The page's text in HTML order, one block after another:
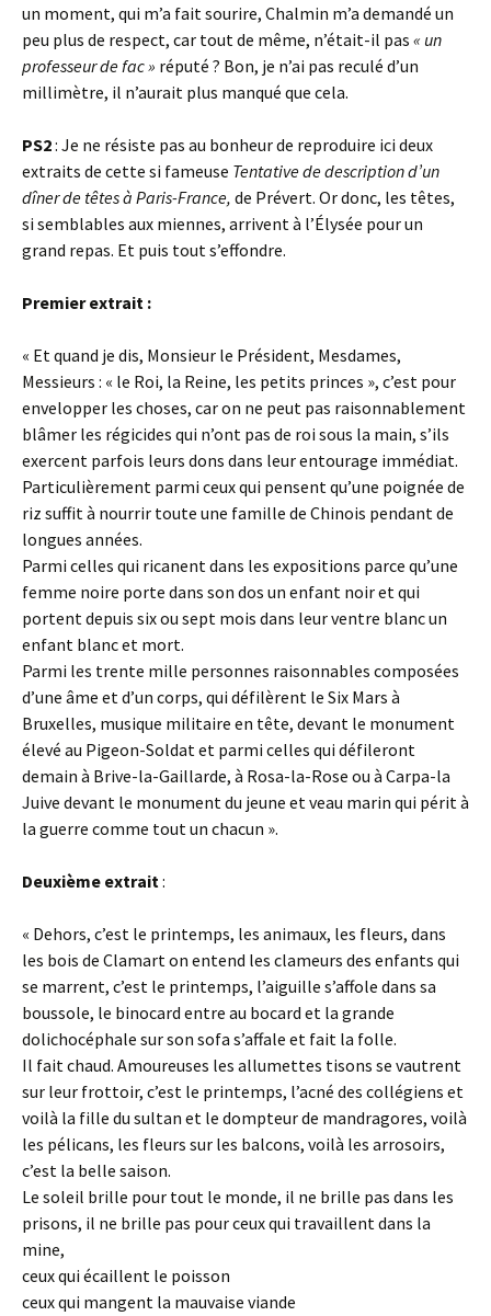
un moment, qui m’a fait sourire, Chalmin m’a demandé un
peu plus de respect, car tout de même, n’était-il pas « un
professeur de fac » réputé ? Bon, je n’ai pas reculé d’un
millimètre, il n’aurait plus manqué que cela.
PS2: Je ne résiste pas au bonheur de reproduire ici deux
extraits de cette si fameuse Tentative de description d’un
dîner de têtes à Paris-France, de Prévert. Or donc, les têtes,
si semblables aux miennes, arrivent à l’Élysée pour un
grand repas. Et puis tout s’effondre.
Premier extrait :
« Et quand je dis, Monsieur le Président, Mesdames,
Messieurs : « le Roi, la Reine, les petits princes », c’est pour
envelopper les choses, car on ne peut pas raisonnablement
blâmer les régicides qui n’ont pas de roi sous la main, s’ils
exercent parfois leurs dons dans leur entourage immédiat.
Particulièrement parmi ceux qui pensent qu’une poignée de
riz suffit à nourrir toute une famille de Chinois pendant de
longues années.
Parmi celles qui ricanent dans les expositions parce qu’une
femme noire porte dans son dos un enfant noir et qui
portent depuis six ou sept mois dans leur ventre blanc un
enfant blanc et mort.
Parmi les trente mille personnes raisonnables composées
d’une âme et d’un corps, qui défilèrent le Six Mars à
Bruxelles, musique militaire en tête, devant le monument
élevé au Pigeon-Soldat et parmi celles qui défileront
demain à Brive-la-Gaillarde, à Rosa-la-Rose ou à Carpa-la
Juive devant le monument du jeune et veau marin qui périt à
la guerre comme tout un chacun ».
Deuxième extrait:
« Dehors, c’est le printemps, les animaux, les fleurs, dans
les bois de Clamart on entend les clameurs des enfants qui
se marrent, c’est le printemps, l’aiguille s’affole dans sa
boussole, le binocard entre au bocard et la grande
dolichocéphale sur son sofa s’affale et fait la folle.
Il fait chaud. Amoureuses les allumettes tisons se vautrent
sur leur frottoir, c’est le printemps, l’acné des collégiens et
voilà la fille du sultan et le dompteur de mandragores, voilà
les pélicans, les fleurs sur les balcons, voilà les arrosoirs,
c’est la belle saison.
Le soleil brille pour tout le monde, il ne brille pas dans les
prisons, il ne brille pas pour ceux qui travaillent dans la
mine,
ceux qui écaillent le poisson
ceux qui mangent la mauvaise viande